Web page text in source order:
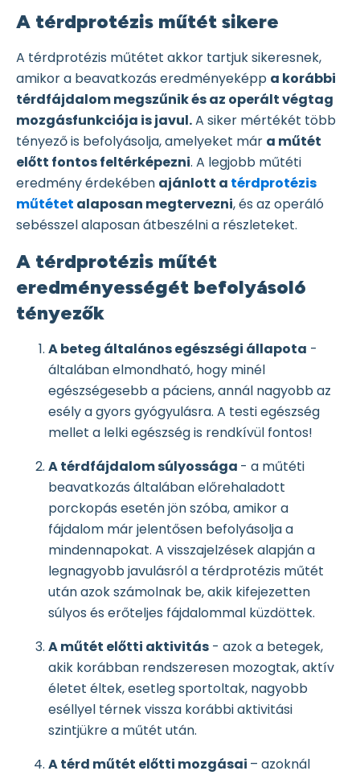
A térdprotézis műtét sikere
A térdprotézis műtétet akkor tartjuk sikeresnek,
amikor a beavatkozás eredményeképp a korábbi
térdfájdalom megszűnik és az operált végtag
mozgásfunkciója is javul.A siker mértékét több
tényező is befolyásolja, amelyeket már a műtét
előtt fontos feltérképezni. A legjobb műtéti
eredmény érdekében ajánlott a térdprotézis
műtétet alaposan megtervezni, és az operáló
sebésszel alaposan átbeszélni a részleteket.
A térdprotézis műtét
eredményességét befolyásoló
tényezők
A beteg általános egészségi állapota -
általában elmondható, hogy minél
egészségesebb a páciens, annál nagyobb az
esély a gyors gyógyulásra. A testi egészség
mellet a lelki egészség is rendkívül fontos!
A térdfájdalom súlyossága - a műtéti
beavatkozás általában előrehaladott
porckopás esetén jön szóba, amikor a
fájdalom már jelentősen befolyásolja a
mindennapokat. A visszajelzések alapján a
legnagyobb javulásról a térdprotézis műtét
után azok számolnak be, akik kifejezetten
súlyos és erőteljes fájdalommal küzdöttek.
A műtét előtti aktivitás - azok a betegek,
akik korábban rendszeresen mozogtak, aktív
életet éltek, esetleg sportoltak, nagyobb
eséllyel térnek vissza korábbi aktivitási
szintjükre a műtét után.
A térd műtét előtti mozgásai – azoknál